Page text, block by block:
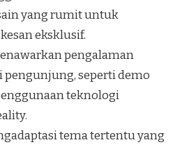
yang rumit untuk
eksklusif.
pengalaman
pengunjung, seperti demo
teknologi
tema tertentu yang